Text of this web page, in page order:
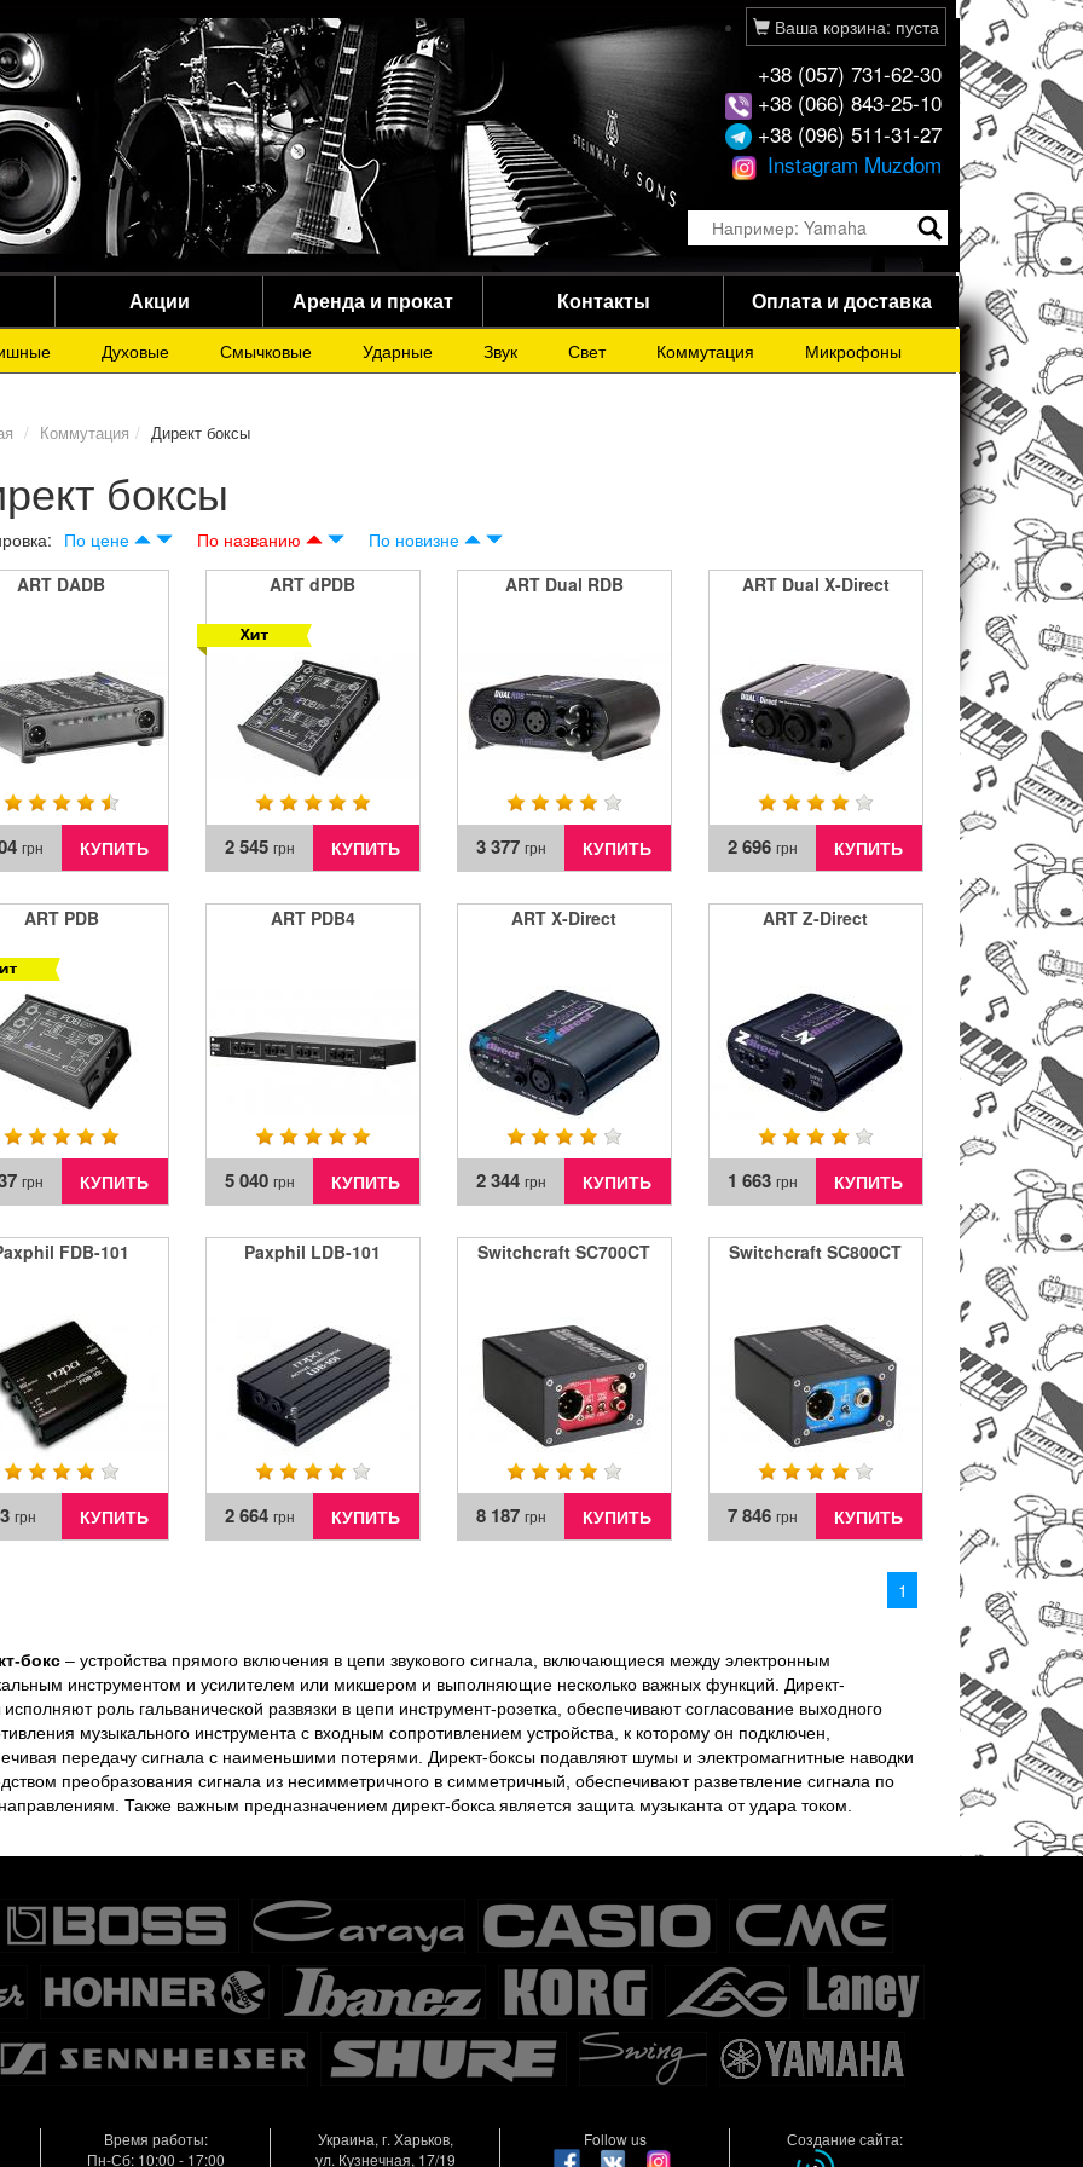
Ваша корзина: пуста
+38 (057) 731-62-30
+38 (066) 843-25-10
+38 (096) 511-31-27
Instagram Muzdom
Акции Аренда и прокат Контакты Оплата и доставка
Духовые Смычковые Ударные Звук Свет Коммутация Микрофоны
Коммутация Директ боксы
боксы
По цене По названию
По новизне
ART DADB
грн КУПИТЬ
ART dPDB
2 545 грн КУПИТЬ
ART Dual RDB
3 377 грн КУПИТЬ
ART Dual X-Direct
2 696 грн КУПИТЬ
ART PDB
грн КУПИТЬ
ART PDB4
5 040 грн КУПИТЬ
ART X-Direct
2 344 грн КУПИТЬ
ART Z-Direct
1 663 грн КУПИТЬ
FDB-101
грн КУПИТЬ
Paxphil LDB-101
2 664 грн КУПИТЬ
Switchcraft SC700CT
8 187 грн КУПИТЬ
Switchcraft SC800CT
7 846 грн КУПИТЬ
1
бокс– устройства прямого включения в цепи звукового сигнала, включающиеся между электронным
инструментом и усилителем или микшером и выполняющие несколько важных функций. Директ-
исполняют роль гальванической развязки в цепи инструмент-розетка, обеспечивают согласование выходного
музыкального инструмента с входным сопротивлением устройства, к которому он подключен,
передачу сигнала с наименьшими потерями. Директ-боксыподавляют шумы и электромагнитные наводки
преобразования сигнала из несимметричного в симметричный, обеспечивают разветвление сигнала по
Также важным предназначением директ-бокса является защита музыканта от удара током.
Время работы:
Пн-Сб: 10:00 - 17:00
Украина, г. Харьков,
ул. Кузнечная, 17/19
Follow us Создание сайта: